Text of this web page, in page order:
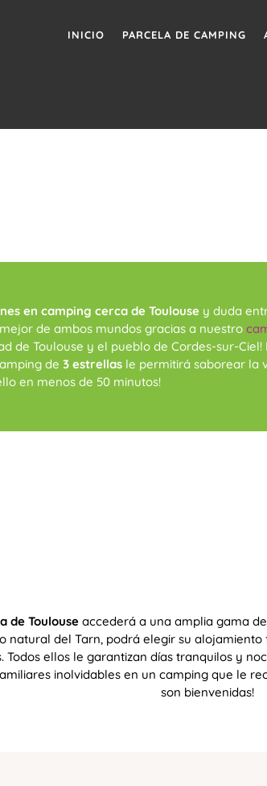
INICIO PARCELA DE CAMPING
en camping cerca de Toulouse y duda
de ambos mundos gracias a nuestro
de Toulouse y el pueblo de Cordes-sur-
de3 estrellas le permitirá saborear la
en menos de 50 minutos!
de Toulouseaccederá a una amplia gama
natural del Tarn, podrá elegir su
Todos ellos le garantizan días tranquilos y
inolvidables en un camping que le
son bienvenidas!